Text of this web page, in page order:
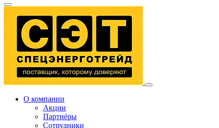
О компании
Акции
Партнёры
Сотрудники